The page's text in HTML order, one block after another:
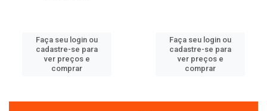
Faça seu login ou
cadastre-se para
ver preços e
comprar
Faça seu login ou
cadastre-se para
ver preços e
comprar